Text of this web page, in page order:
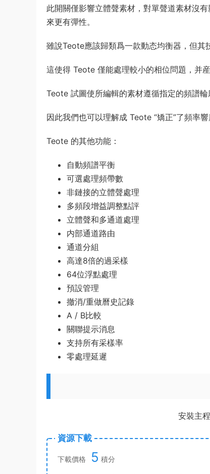
此開關僅影響立體聲素材，對單聲道素材沒
來更有彈性。
雖說Teote應該歸類爲一款動态均衡器，但其
這使得 Teote 僅能處理較小的相位問題，并
Teote 試圖使所編輯的素材遵循指定的頻譜輪
因此我們也可以理解成 Teote “矯正”了頻率
Teote 的其他功能：
自動頻譜平衡
可選處理頻帶數
非鏈接的立體聲處理
多頻段增益調整點評
立體聲和多通道處理
内部通道路由
通道分組
高達8倍的過采樣
64位浮點處理
預設管理
撤消/重做曆史記錄
A / B比較
關聯提示消息
支持所有采樣率
零處理延遲
安裝主
資源下載
下載價格 5 積分